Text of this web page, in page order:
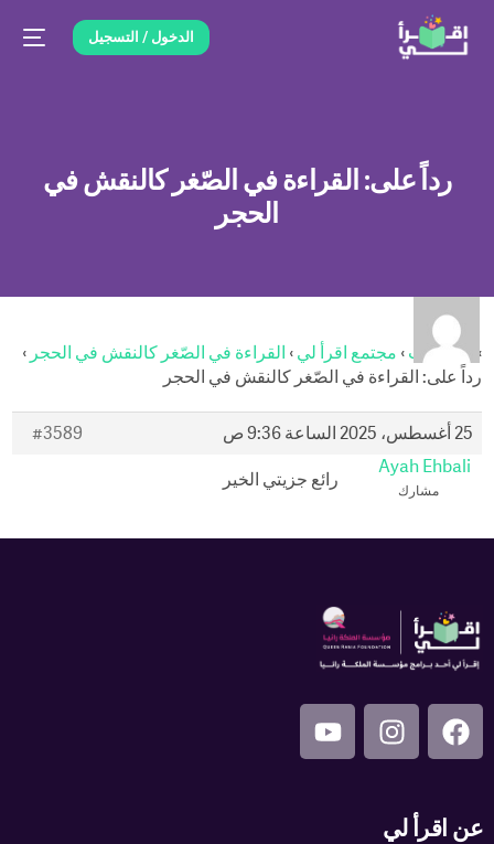
الدخول / التسجيل
رداً على: القراءة في الصّغر كالنقش في
الحجر
› المنتديات› مجتمع اقرأ لي› القراءة في الصّغر كالنقش في الحجر ›
رداً على: القراءة في الصّغر كالنقش في الحجر
25 أغسطس، 2025 الساعة 9:36 ص
#3589
Ayah Ehbali
مشارك رائع جزيتي الخير
عن اقرأ لي